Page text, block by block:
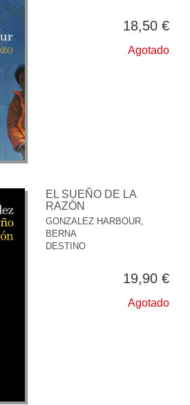
18,50 €
Agotado
EL SUEÑO DE LA
RAZÓN
GONZALEZ HARBOUR,
BERNA
DESTINO
19,90 €
Agotado